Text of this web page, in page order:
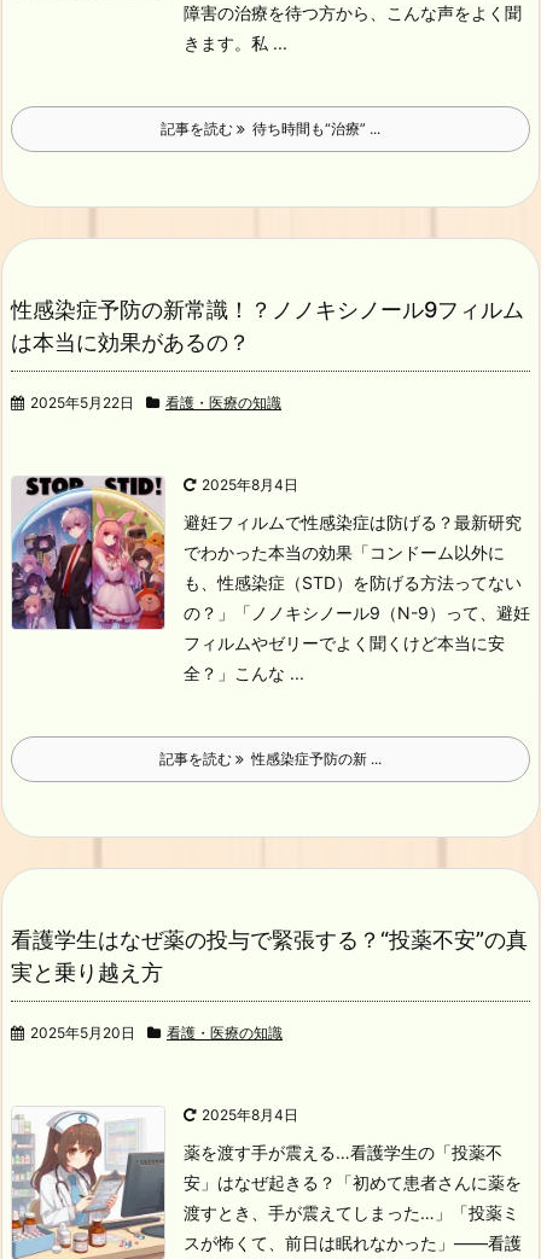
障害の治療を待つ方から、こんな声をよく聞
きます。私 ...
記事を読む 待ち時間も“治療” ...
性感染症予防の新常識！？ノノキシノール9フィルム
は本当に効果があるの？
2025年5月22日 看護・医療の知識
2025年8月4日
避妊フィルムで性感染症は防げる？最新研究
でわかった本当の効果 「コンドーム以外に
も、性感染症（STD）を防げる方法ってない
の？」
「ノノキシノール9（N-9）って、避妊
フィルムやゼリーでよく聞くけど本当に安
全？」 こんな ...
記事を読む 性感染症予防の新 ...
看護学生はなぜ薬の投与で緊張する？“投薬不安”の真
実と乗り越え方
2025年5月20日 看護・医療の知識
2025年8月4日
薬を渡す手が震える…看護学生の「投薬不
安」はなぜ起きる？
「初めて患者さんに薬を
渡すとき、手が震えてしまった…」
「投薬ミ
スが怖くて、前日は眠れなかった」 ――看護